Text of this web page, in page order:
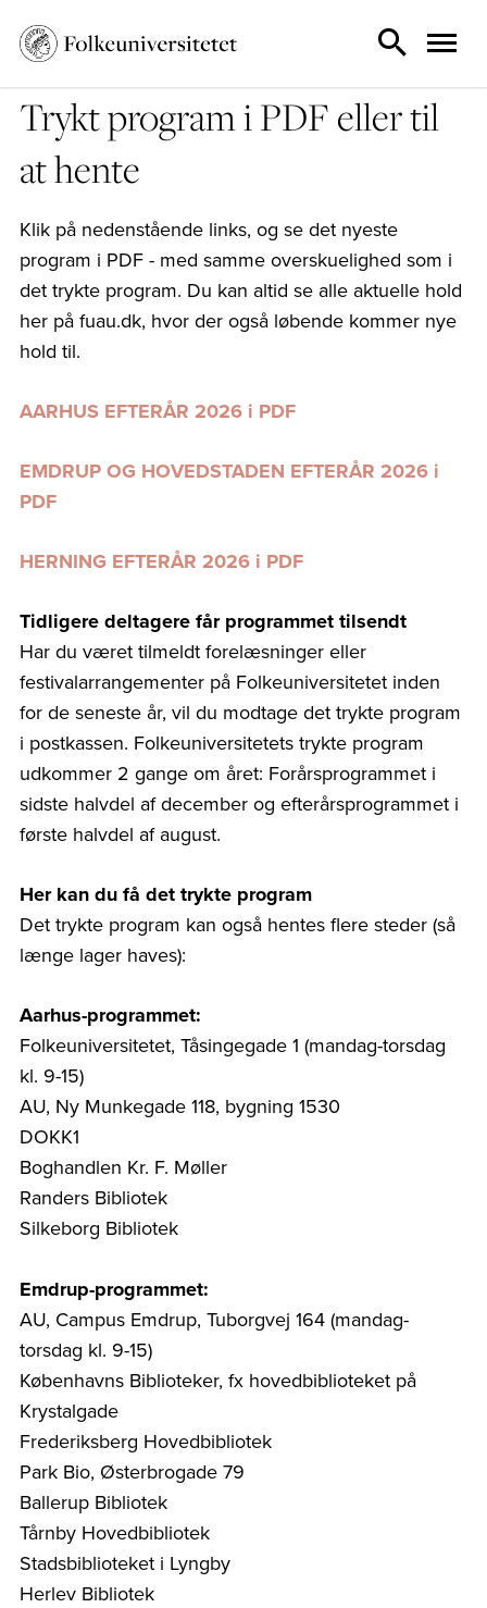
Trykt program i PDF eller til
at hente
Klik på nedenstående links, og se det nyeste
program i PDF - med samme overskuelighed som i
det trykte program. Du kan altid se alle aktuelle hold
her på fuau.dk, hvor der også løbende kommer nye
hold til.
AARHUS EFTERÅR 2026 i PDF
EMDRUP OG HOVEDSTADEN EFTERÅR 2026 i
PDF
HERNING EFTERÅR 2026 i PDF
Tidligere deltagere får programmet tilsendt
Har du været tilmeldt forelæsninger eller
festivalarrangementer på Folkeuniversitetet inden
for de seneste år, vil du modtage det trykte program
i postkassen. Folkeuniversitetets trykte program
udkommer 2 gange om året: Forårsprogrammet i
sidste halvdel af december og efterårsprogrammet i
første halvdel af august.
Her kan du få det trykte program
Det trykte program kan også hentes flere steder (så
længe lager haves):
Aarhus-programmet:
Folkeuniversitetet, Tåsingegade 1 (mandag-torsdag
kl. 9-15)
AU, Ny Munkegade 118, bygning 1530
DOKK1
Boghandlen Kr. F. Møller
Randers Bibliotek
Silkeborg Bibliotek
Emdrup-programmet:
AU, Campus Emdrup, Tuborgvej 164 (mandag-
torsdag kl. 9-15)
Københavns Biblioteker, fx hovedbiblioteket på
Krystalgade
Frederiksberg Hovedbibliotek
Park Bio, Østerbrogade 79
Ballerup Bibliotek
Tårnby Hovedbibliotek
Stadsbiblioteket i Lyngby
Herlev Bibliotek